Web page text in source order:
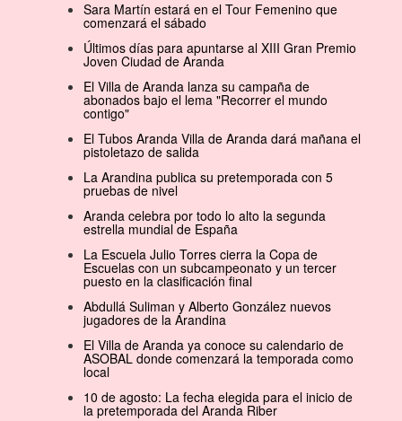
Sara Martín estará en el Tour Femenino que
comenzará el sábado
Últimos días para apuntarse al XIII Gran Premio
Joven Ciudad de Aranda
El Villa de Aranda lanza su campaña de
abonados bajo el lema "Recorrer el mundo
contigo"
El Tubos Aranda Villa de Aranda dará mañana el
pistoletazo de salida
La Arandina publica su pretemporada con 5
pruebas de nivel
Aranda celebra por todo lo alto la segunda
estrella mundial de España
La Escuela Julio Torres cierra la Copa de
Escuelas con un subcampeonato y un tercer
puesto en la clasificación final
Abdullá Suliman y Alberto González nuevos
jugadores de la Arandina
El Villa de Aranda ya conoce su calendario de
ASOBAL donde comenzará la temporada como
local
10 de agosto: La fecha elegida para el inicio de
la pretemporada del Aranda Riber